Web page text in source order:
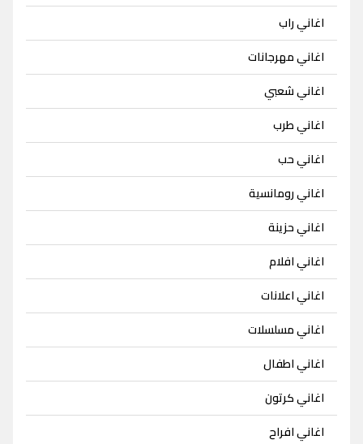
اغاني راب
اغاني مهرجانات
اغاني شعبي
اغاني طرب
اغاني حب
اغاني رومانسية
اغاني حزينة
اغاني افلام
اغاني اعلانات
اغاني مسلسلات
اغاني اطفال
اغاني كرتون
اغاني افراح